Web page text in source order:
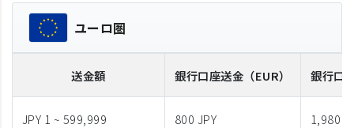
ユーロ圏
送金額 銀行口座送金 （EUR） 銀行口
JPY 1 ~ 599,999 800 JPY 1,980